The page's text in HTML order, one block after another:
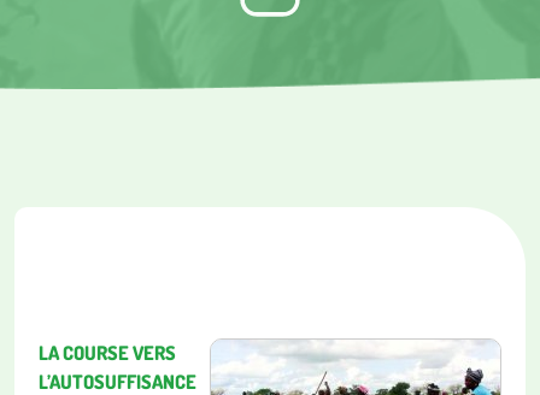
LA COURSE VERS
L’AUTOSUFFISANCE